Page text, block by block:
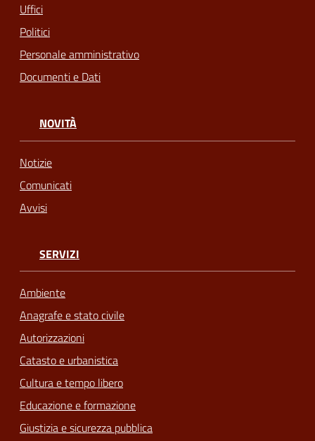
Uffici
Politici
Personale amministrativo
Documenti e Dati
NOVITÀ
Notizie
Comunicati
Avvisi
SERVIZI
Ambiente
Anagrafe e stato civile
Autorizzazioni
Catasto e urbanistica
Cultura e tempo libero
Educazione e formazione
Giustizia e sicurezza pubblica